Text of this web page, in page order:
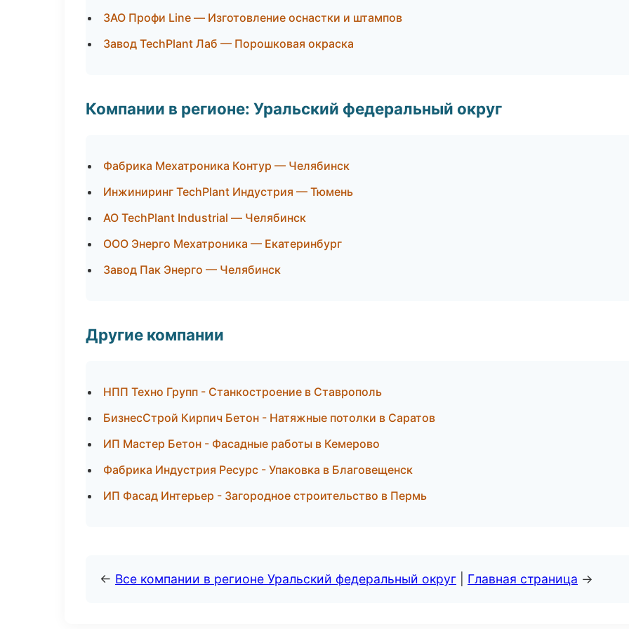
ЗАО Профи Line — Изготовление оснастки и штампов
Завод TechPlant Лаб — Порошковая окраска
Компании в регионе: Уральский федеральный округ
Фабрика Мехатроника Контур — Челябинск
Инжиниринг TechPlant Индустрия — Тюмень
АО TechPlant Industrial — Челябинск
ООО Энерго Мехатроника — Екатеринбург
Завод Пак Энерго — Челябинск
Другие компании
НПП Техно Групп - Станкостроение в Ставрополь
БизнесСтрой Кирпич Бетон - Натяжные потолки в Саратов
ИП Мастер Бетон - Фасадные работы в Кемерово
Фабрика Индустрия Ресурс - Упаковка в Благовещенск
ИП Фасад Интерьер - Загородное строительство в Пермь
← Все компании в регионе Уральский федеральный округ Главная страница →